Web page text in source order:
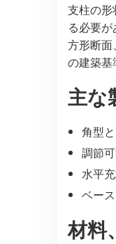
支柱の
る必要
方形断
の建築基
主な
角型
調節
水平
ベー
材料